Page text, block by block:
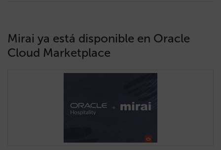
Mirai ya está disponible en Oracle
Cloud Marketplace